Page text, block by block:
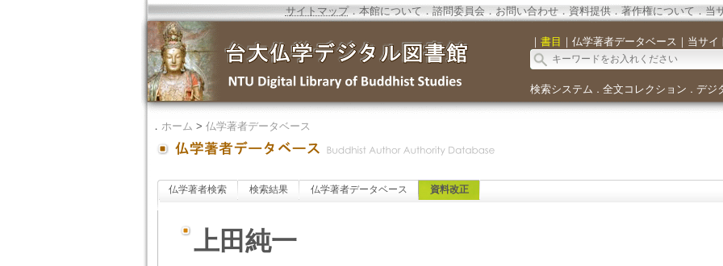
サイトマップ．本館について．諮問委員会． お問い合わせ． 資料提供．著作権について．当
｜ 書目 ｜ 仏学著者データベース ｜ 当サイ
検索システム ． 全文コレクション ． デジ
． ホーム > 仏学著者データベース
仏学著者検索 検索結果 仏学著者データベース 資料改正
上田純一